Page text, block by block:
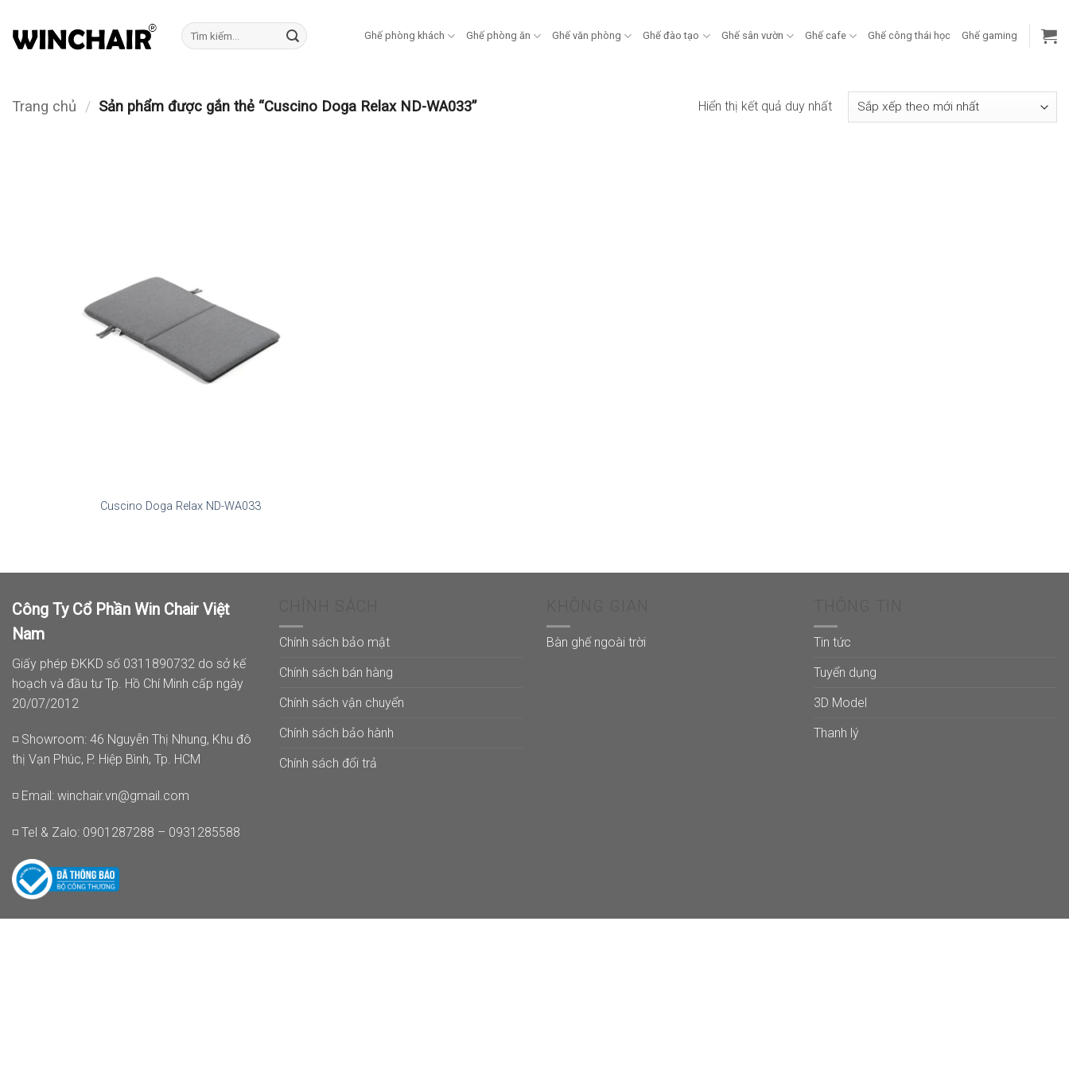
qua
Tìm
kiếm:
Ghế phòng khách Ghế phòng ăn Ghế văn phòng Ghế đào tạo Ghế sân vườn Ghế cafe Ghế công thái học Ghế gaming
Trang chủ / Sản phẩm được gắn thẻ “Cuscino Doga Relax ND-WA033” Hiển thị kết quả duy nhất
Cuscino Doga Relax ND-WA033
Công Ty Cổ Phần Win Chair Việt
Nam
Giấy phép ĐKKD số 0311890732 do sở kế
hoạch và đầu tư Tp. Hồ Chí Minh cấp ngày
20/07/2012
◽ Showroom: 46 Nguyễn Thị Nhung, Khu đô
thị Vạn Phúc, P. Hiệp Bình, Tp. HCM
◽ Email: winchair.vn@gmail.com
◽ Tel & Zalo: 0901287288 – 0931285588
Chính sách bảo mật
Chính sách bán hàng
Chính sách vận chuyển
Chính sách bảo hành
Chính sách đổi trả
Bàn ghế ngoài trời
Tin tức
Tuyển dụng
3D Model
Thanh lý